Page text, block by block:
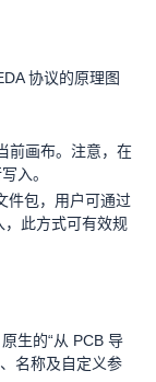
协议的原理图
前画布。注意，在
入。
件包，用户可通过
，此方式可有效规
生的“从 PCB 导
名称及自定义参